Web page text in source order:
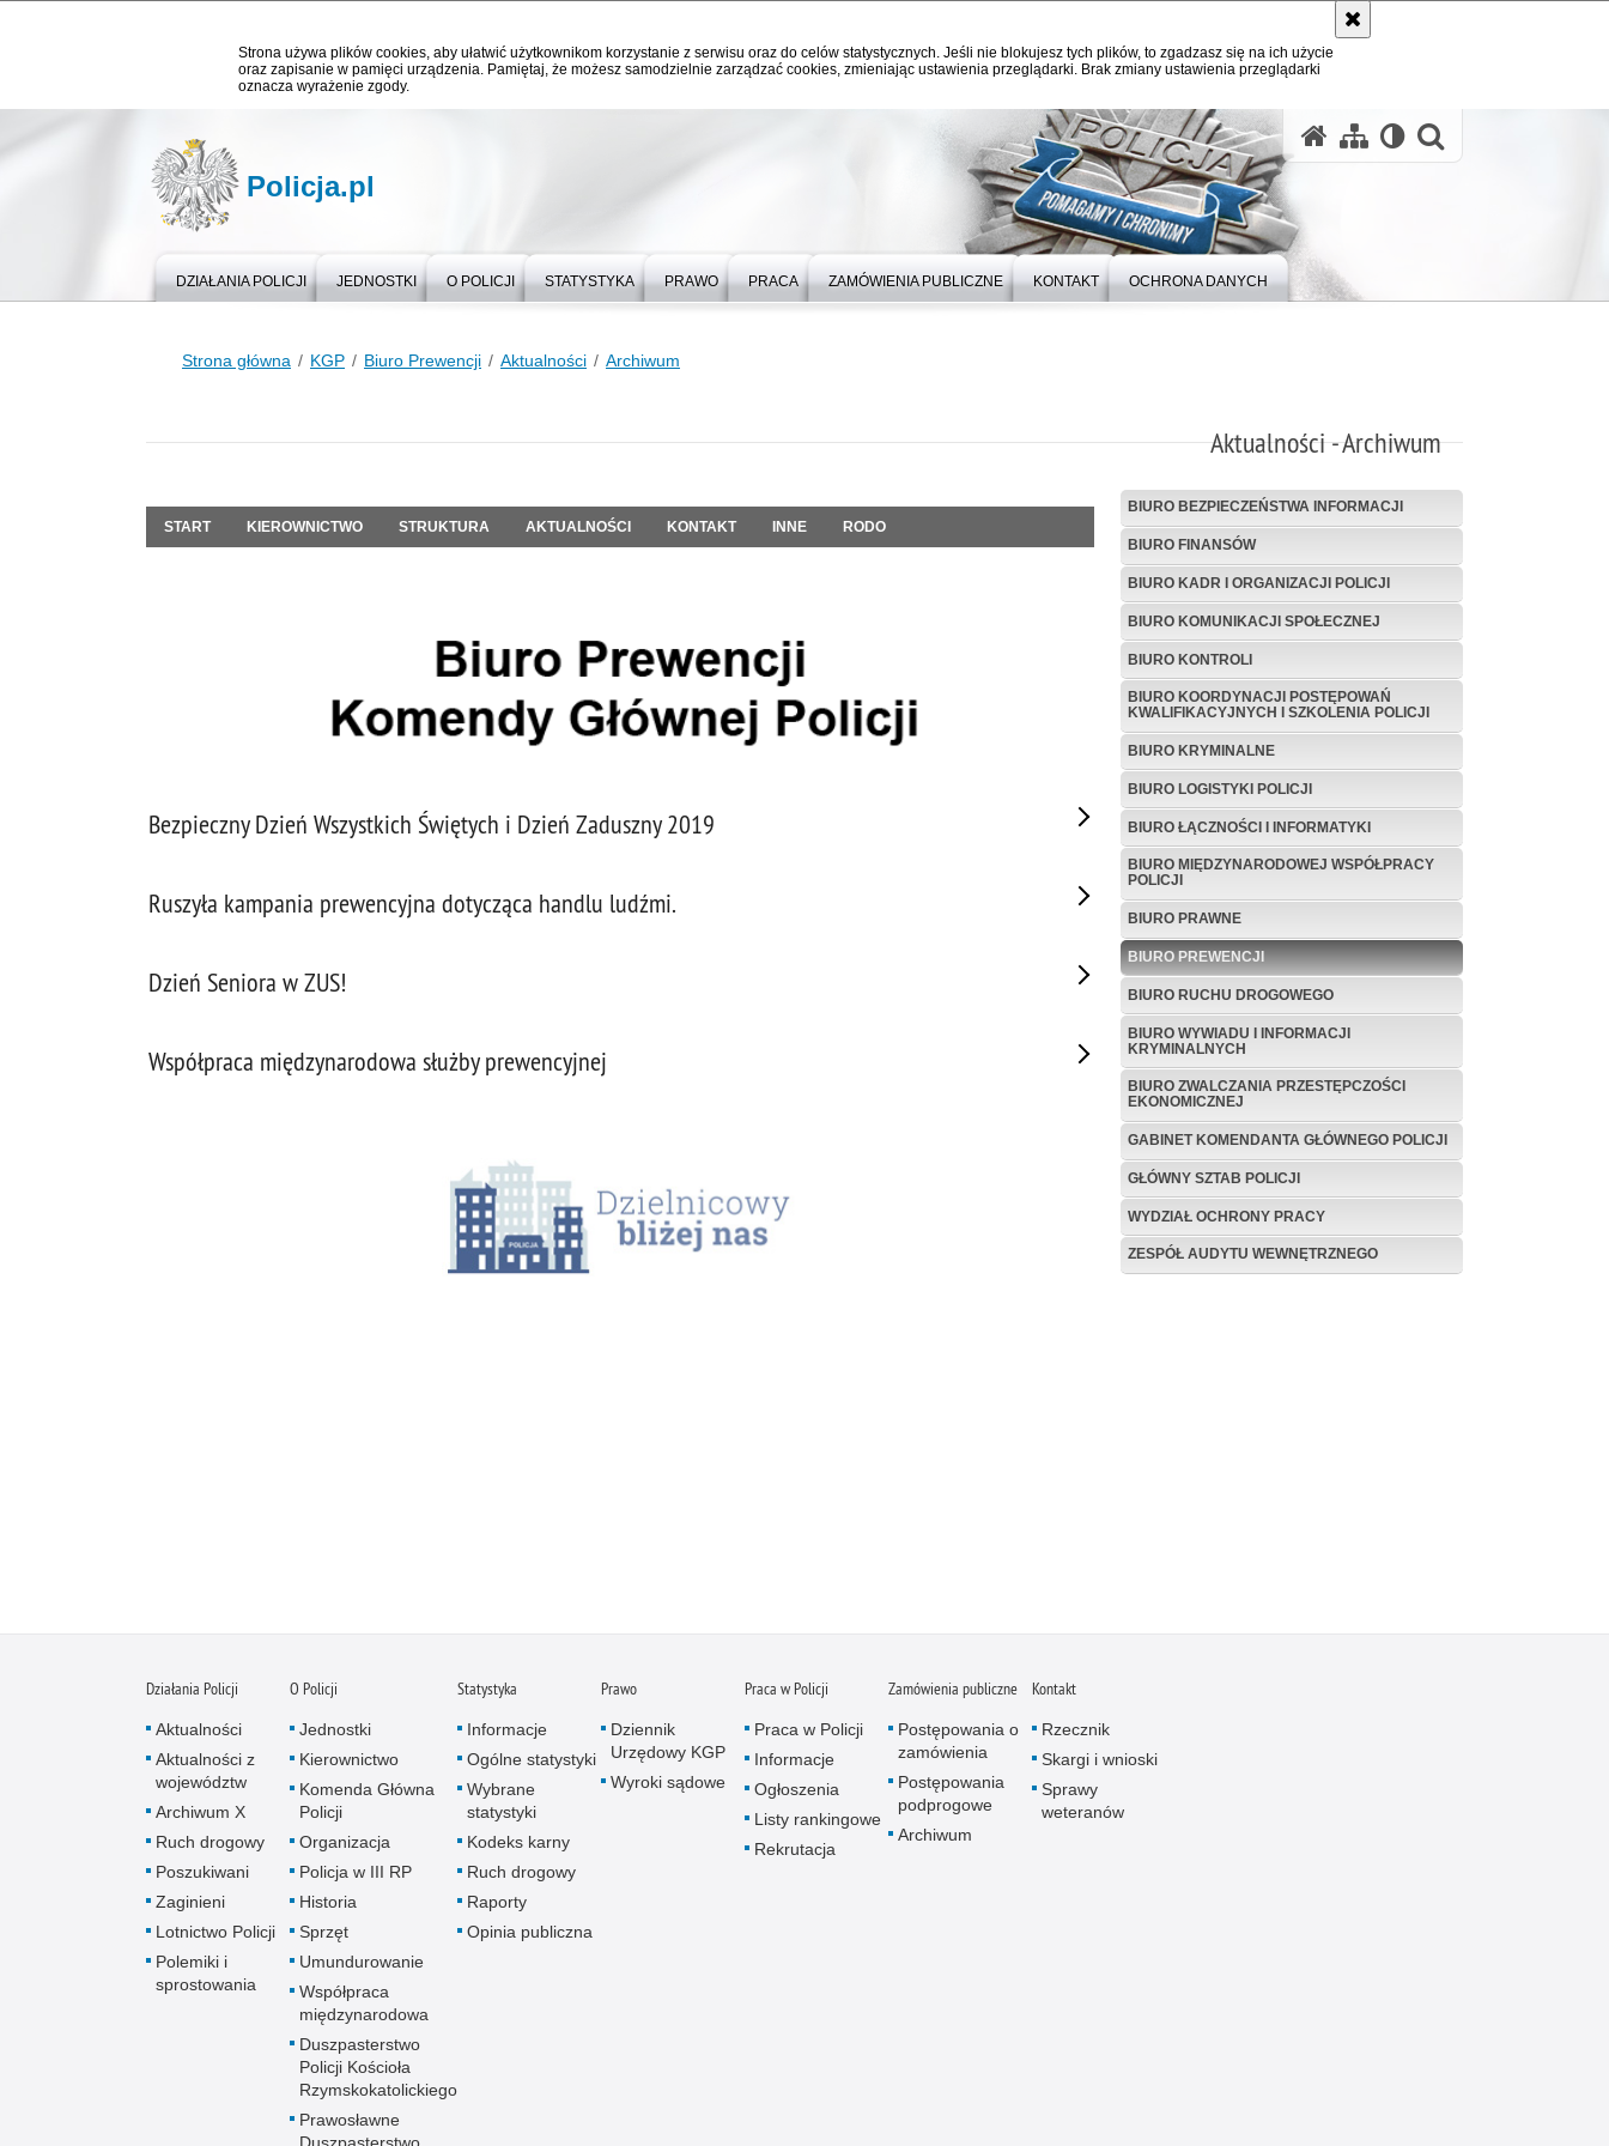
Strona używa plików cookies, aby ułatwić użytkownikom korzystanie z serwisu oraz do celów statystycznych. Jeśli nie blokujesz tych plików, to zgadzasz się na ich użycie
oraz zapisanie w pamięci urządzenia. Pamiętaj, że możesz samodzielnie zarządzać cookies, zmieniając ustawienia przeglądarki. Brak zmiany ustawienia przeglądarki
oznacza wyrażenie zgody.
Policja.pl
DZIAŁANIA POLICJI JEDNOSTKI O POLICJI STATYSTYKA PRAWO PRACA ZAMÓWIENIA PUBLICZNE KONTAKT OCHRONA DANYCH
Strona główna KGP Biuro Prewencji Aktualności Archiwum
Aktualności - Archiwum
START KIEROWNICTWO STRUKTURA AKTUALNOŚCI KONTAKT INNE RODO
Bezpieczny Dzień Wszystkich Świętych i Dzień Zaduszny 2019
Ruszyła kampania prewencyjna dotycząca handlu ludźmi.
Dzień Seniora w ZUS!
Współpraca międzynarodowa służby prewencyjnej
BIURO BEZPIECZEŃSTWA INFORMACJI
BIURO FINANSÓW
BIURO KADR I ORGANIZACJI POLICJI
BIURO KOMUNIKACJI SPOŁECZNEJ
BIURO KONTROLI
BIURO KOORDYNACJI POSTĘPOWAŃ
KWALIFIKACYJNYCH I SZKOLENIA POLICJI
BIURO KRYMINALNE
BIURO LOGISTYKI POLICJI
BIURO ŁĄCZNOŚCI I INFORMATYKI
BIURO MIĘDZYNARODOWEJ WSPÓŁPRACY
POLICJI
BIURO PRAWNE
BIURO PREWENCJI
BIURO RUCHU DROGOWEGO
BIURO WYWIADU I INFORMACJI
KRYMINALNYCH
BIURO ZWALCZANIA PRZESTĘPCZOŚCI
EKONOMICZNEJ
GABINET KOMENDANTA GŁÓWNEGO POLICJI
GŁÓWNY SZTAB POLICJI
WYDZIAŁ OCHRONY PRACY
ZESPÓŁ AUDYTU WEWNĘTRZNEGO
Działania Policji
Aktualności
Aktualności z
województw
Archiwum X
Ruch drogowy
Poszukiwani
Zaginieni
Lotnictwo Policji
Polemiki i
sprostowania
O Policji
Jednostki
Kierownictwo
Komenda Główna
Policji
Organizacja
Policja w III RP
Historia
Sprzęt
Umundurowanie
Współpraca
międzynarodowa
Duszpasterstwo
Policji Kościoła
Rzymskokatolickiego
Prawosławne
Statystyka
Informacje
Ogólne statystyki
Wybrane
statystyki
Kodeks karny
Ruch drogowy
Raporty
Opinia publiczna
Prawo
Dziennik
Urzędowy KGP
Wyroki sądowe
Praca w Policji
Praca w Policji
Informacje
Ogłoszenia
Listy rankingowe
Rekrutacja
Zamówienia publiczne
Postępowania o
zamówienia
Postępowania
podprogowe
Archiwum
Kontakt
Rzecznik
Skargi i wnioski
Sprawy
weteranów